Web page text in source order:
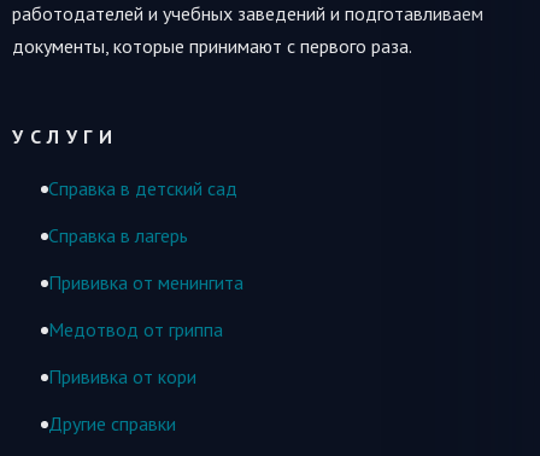
работодателей и учебных заведений и подготавливаем
документы, которые принимают с первого раза.
УСЛУГИ
Справка в детский сад
Справка в лагерь
Прививка от менингита
Медотвод от гриппа
Прививка от кори
Другие справки